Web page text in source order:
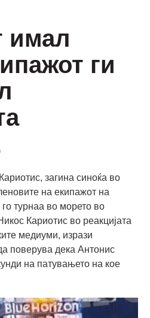
имал
ги
загина синоќа во
на екипажот на
го турнаа во морето во
Кариотис во реакцијата
медиуми, изрази
поверува дека Антонис
на патувањето на кое